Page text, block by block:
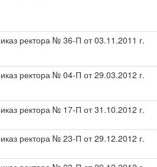
ректора № 36-П от 03.11.2011 г.
ректора № 04-П от 29.03.2012 г.
ректора № 17-П от 31.10.2012 г.
ректора № 23-П от 29.12.2012 г.